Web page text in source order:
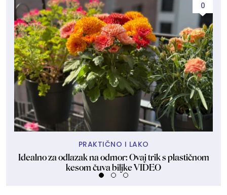
0
PRAKTIČNO I LAKO
Idealno za odlazak na odmor: Ovaj trik s plastičnom
kesom čuva biljke VIDEO